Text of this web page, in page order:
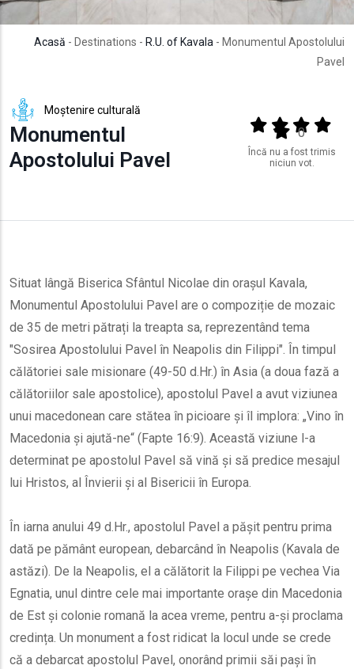
Acasă - Destinations - R.U. of Kavala - Monumentul Apostolului
Pavel
Moștenire culturală
Monumentul
Apostolului Pavel
Output format
(star)(star)(star)
(star)
0
Încă nu a fost trimis
niciun vot.
Situat lângă Biserica Sfântul Nicolae din orașul Kavala,
Monumentul Apostolului Pavel are o compoziție de mozaic
de 35 de metri pătrați la treapta sa, reprezentând tema
"Sosirea Apostolului Pavel în Neapolis din Filippi". În timpul
călătoriei sale misionare (49-50 d.Hr.) în Asia (a doua fază a
călătoriilor sale apostolice), apostolul Pavel a avut viziunea
unui macedonean care stătea în picioare și îl implora: „Vino în
Macedonia și ajută-ne“ (Fapte 16:9). Această viziune l-a
determinat pe apostolul Pavel să vină și să predice mesajul
lui Hristos, al Învierii și al Bisericii în Europa.
În iarna anului 49 d.Hr., apostolul Pavel a pășit pentru prima
dată pe pământ european, debarcând în Neapolis (Kavala de
astăzi). De la Neapolis, el a călătorit la Filippi pe vechea Via
Egnatia, unul dintre cele mai importante orașe din Macedonia
de Est și colonie romană la acea vreme, pentru a-și proclama
credința. Un monument a fost ridicat la locul unde se crede
că a debarcat apostolul Pavel, onorând primii săi pași în